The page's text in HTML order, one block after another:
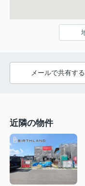
メールで共有する
近隣の物件